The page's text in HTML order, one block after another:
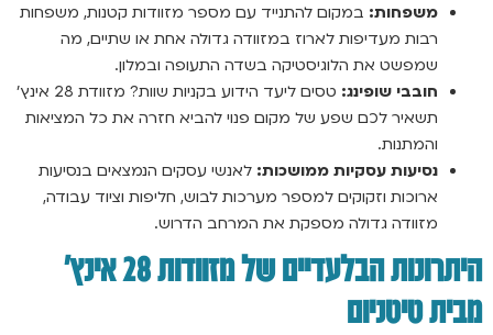
משפחות: במקום להתנייד עם מספר מזוודות קטנות, משפחות
רבות מעדיפות לארוז במזוודה גדולה אחת או שתיים, מה
שמפשט את הלוגיסטיקה בשדה התעופה ובמלון.
חובבי שופינג:
טסים ליעד הידוע בקניות שוות? מזוודת 28 אינץ’
תשאיר לכם שפע של מקום פנוי להביא חזרה את כל המציאות
והמתנות.
נסיעות עסקיות ממושכות: לאנשי עסקים הנמצאים בנסיעות
ארוכות וזקוקים למספר מערכות לבוש, חליפות וציוד עבודה,
מזוודה גדולה מספקת את המרחב הדרוש.
היתרונות הבלעדיים של מזוודות 28 אינץ’
מבית טיטניום